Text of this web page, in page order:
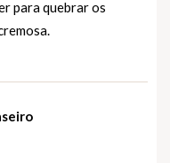
para quebrar os